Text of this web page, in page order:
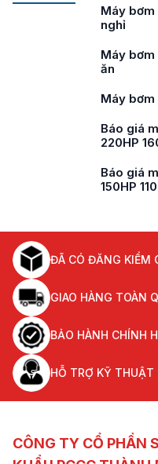
Máy
nghỉ
Máy
ăn
Máy
Báo giá
220HP
Báo giá
150HP
ĐÃ CÓ ĐĂNG KIỂM
GIAO HÀNG TOÀN
BẢO HÀNH CHÍNH
HỖ TRỢ KỸ
CÔNG TY CỔ PHẦN